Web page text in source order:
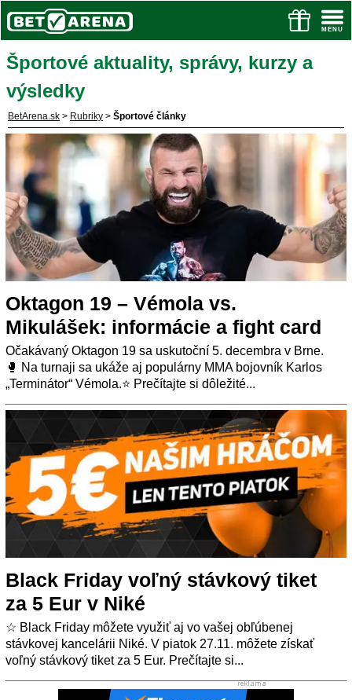
Športové aktuality, správy, kurzy a
výsledky
BetArena.sk > Rubriky > Športové články
Oktagon 19 – Vémola vs.
Mikulášek: informácie a fight card
Očakávaný Oktagon 19 sa uskutoční 5. decembra v Brne.
🥊 Na turnaji sa ukáže aj populárny MMA bojovník Karlos
„Terminátor“ Vémola.⭐ Prečítajte si dôležité...
Black Friday voľný stávkový tiket
za 5 Eur v Niké
☆ Black Friday môžete využiť aj vo vašej obľúbenej
stávkovej kancelárii Niké. V piatok 27.11. môžete získať
voľný stávkový tiket za 5 Eur. Prečítajte si...